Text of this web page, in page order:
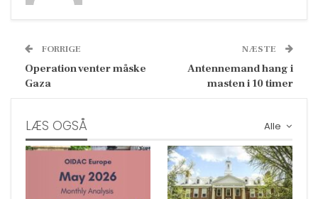
FORRIGE
Operation venter måske
Gaza
NÆSTE
Antennemand hang i
masten i 10 timer
Alle
LÆS OGSÅ